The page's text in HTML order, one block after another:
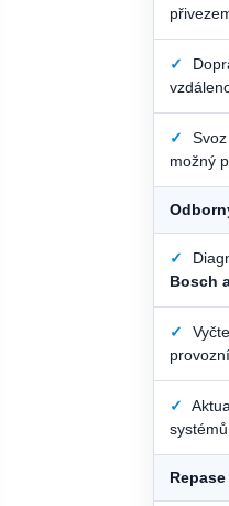
✓
✓
možný
✓
Bosch
✓
✓
systémů